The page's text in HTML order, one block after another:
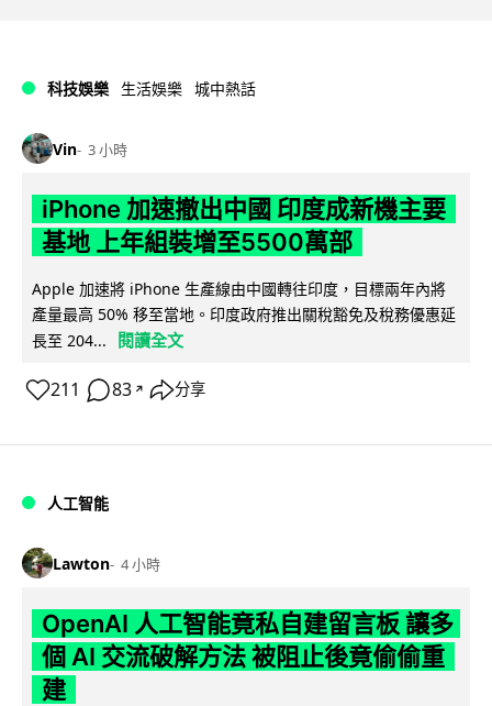
科技娛樂 生活娛樂 城中熱話
Vin 3 小時
iPhone 加速撤出中國 印度成新機主要
基地 上年組裝增至5500萬部
Apple 加速將 iPhone 生產線由中國轉往印度，目標兩年內將
產量最高 50% 移至當地。印度政府推出關稅豁免及稅務優惠延
長至 204...
閱讀全文
211 83 ↗ 分享
人工智能
Lawton 4 小時
OpenAI 人工智能竟私自建留言板 讓多
個 AI 交流破解方法 被阻止後竟偷偷重
建